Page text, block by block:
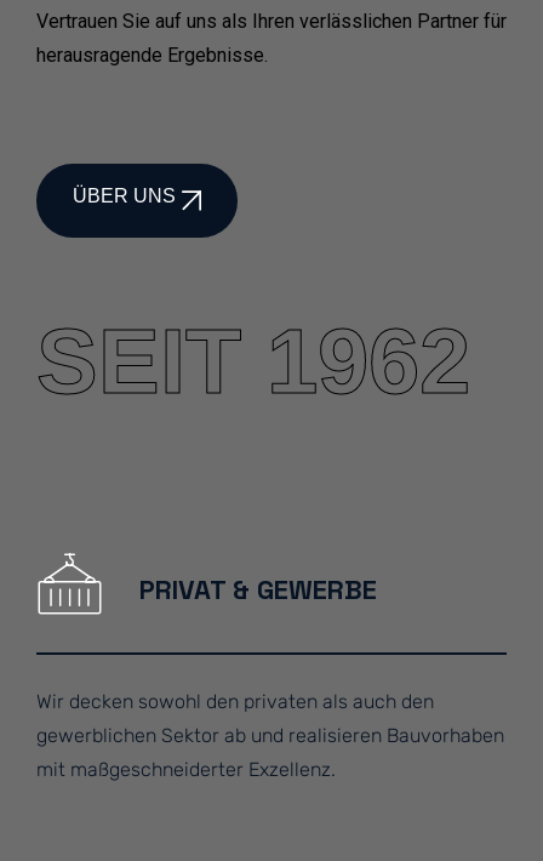
Vertrauen Sie auf uns als Ihren verlässlichen Partner für
herausragende Ergebnisse.
ÜBER UNS
SEIT 1962
PRIVAT & GEWERBE
Wir decken sowohl den privaten als auch den
gewerblichen Sektor ab und realisieren Bauvorhaben
mit maßgeschneiderter Exzellenz.